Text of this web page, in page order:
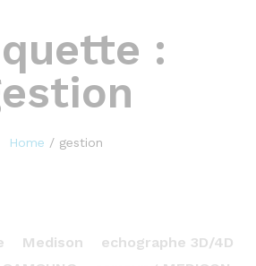
:
Home / gestion
Medison
echographe 3D/4D